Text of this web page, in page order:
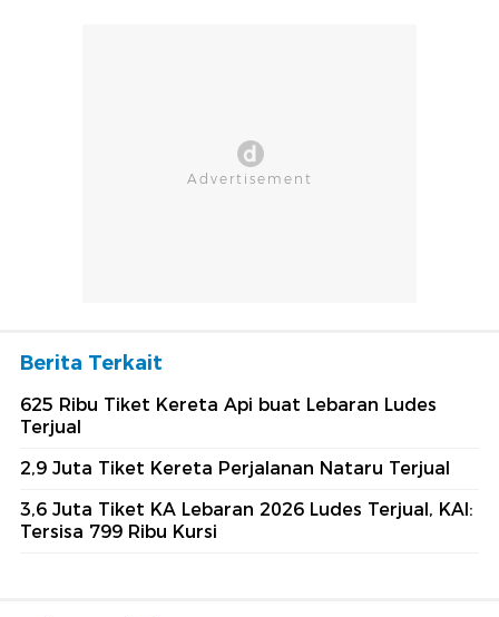
Berita Terkait
625 Ribu Tiket Kereta Api buat Lebaran Ludes
Terjual
2,9 Juta Tiket Kereta Perjalanan Nataru Terjual
3,6 Juta Tiket KA Lebaran 2026 Ludes Terjual, KAI:
Tersisa 799 Ribu Kursi